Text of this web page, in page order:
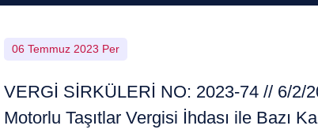
06 Temmuz 2023 Per
VERGİ SİRKÜLERİ NO: 2023-74 // 6/2/
Motorlu Taşıtlar Vergisi İhdası ile Bazı